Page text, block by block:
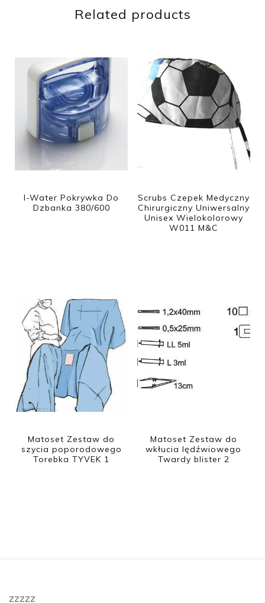
Related products
I-Water Pokrywka Do
Dzbanka 380/600
Scrubs Czepek Medyczny
Chirurgiczny Uniwersalny
Unisex Wielokolorowy
W011 M&C
Matoset Zestaw do
szycia poporodowego
Torebka TYVEK 1
Matoset Zestaw do
wkłucia lędźwiowego
Twardy blister 2
zzzzz